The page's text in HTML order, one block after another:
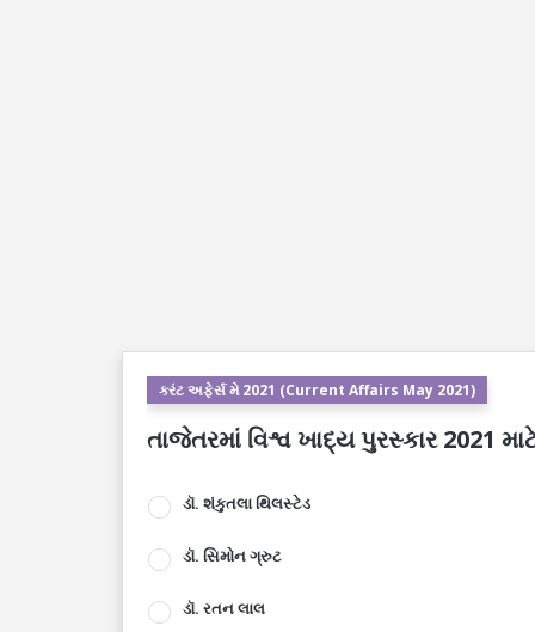
કરંટ અફેર્સ મે 2021 (Current Affairs May 2021)
તાજેતરમાં વિશ્વ ખાદ્ય પુરસ્કાર 2021
ડૉ. શંકુતલા થિલસ્ટેડ
ડૉ. સિમોન ગ્રુટ
ડૉ. રતન લાલ